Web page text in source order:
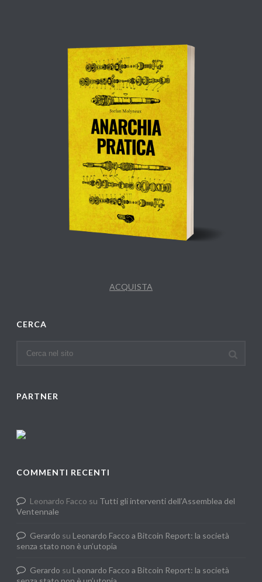
ACQUISTA
CERCA
PARTNER
COMMENTI RECENTI
Leonardo Facco su Tutti gli interventi dell’Assemblea del
Ventennale
Gerardo su Leonardo Facco a Bitcoin Report: la società
senza stato non è un’utopia
Gerardo su Leonardo Facco a Bitcoin Report: la società